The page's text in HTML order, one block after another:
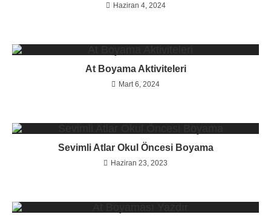
Haziran 4, 2024
At Boyama Aktiviteleri
Mart 6, 2024
Sevimli Atlar Okul Öncesi Boyama
Haziran 23, 2023